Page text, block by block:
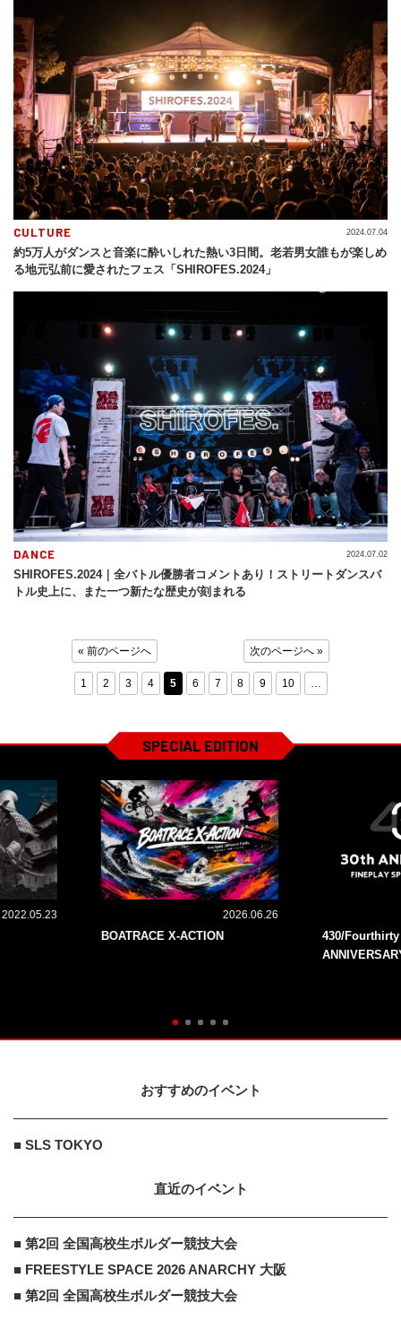
CULTURE
約5万人がダンスと音楽に酔いしれた熱い3日間。老若男女誰もが楽しめ
る地元弘前に愛されたフェス「SHIROFES.2024」
2024.07.04
DANCE
SHIROFES.2024｜全バトル優勝者コメントあり！ストリートダンスバ
トル史上に、また一つ新たな歴史が刻まれる
2024.07.02
« 前のページへ
1 2 3 4 5 6 7 8 9 10
次のページへ »
SPECIAL EDITION
2022.05.23 2026.06.26
BOATRACE X-ACTION
430/
おすすめのイベント
■ SLS TOKYO
直近のイベント
■ 第2回 全国高校生ボルダー競技大会
■ FREESTYLE SPACE 2026 ANARCHY 大阪
■ 第2回 全国高校生ボルダー競技大会